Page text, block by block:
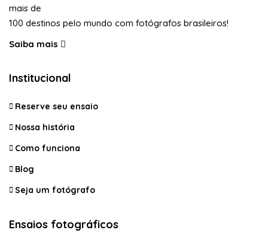
mais de
100 destinos pelo mundo com fotógrafos brasileiros!
Saiba mais
Institucional
Reserve seu ensaio
Nossa história
Como funciona
Blog
Seja um fotógrafo
Ensaios fotográficos